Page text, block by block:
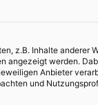
z.B. Inhalte anderer
angezeigt werden.
Anbieter
und